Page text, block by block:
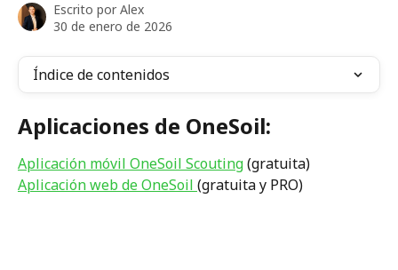
Escrito por Alex
30 de enero de 2026
Índice de contenidos
Aplicaciones de OneSoil:
Aplicación móvil OneSoil Scouting (gratuita)
Aplicación web de OneSoil (gratuita y PRO)